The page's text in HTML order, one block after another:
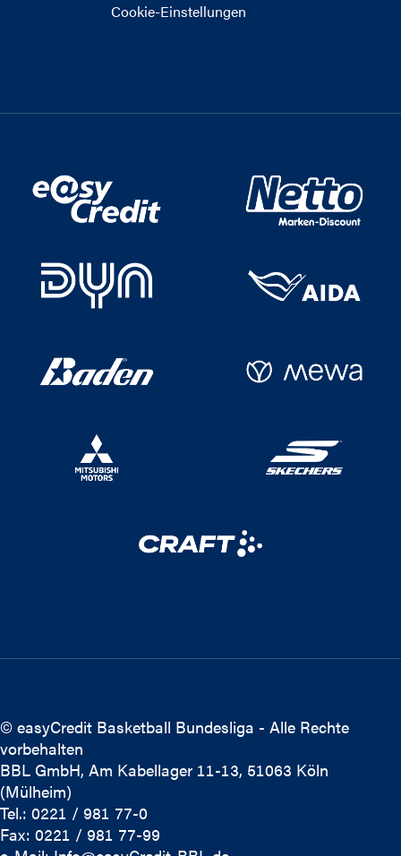
Cookie-Einstellungen
© easyCredit Basketball Bundesliga - Alle Rechte
vorbehalten
BBL GmbH, Am Kabellager 11-13, 51063 Köln
(Mülheim)
Tel.: 0221 / 981 77-0
Fax: 0221 / 981 77-99